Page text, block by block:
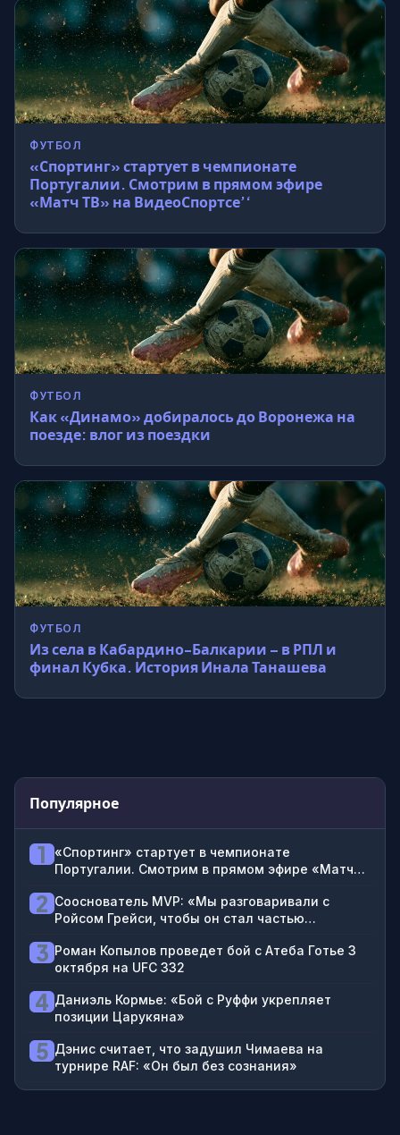
ФУТБОЛ
«Спортинг» стартует в чемпионате
Португалии. Смотрим в прямом эфире
«Матч ТВ» на ВидеоСпортсе’‘
ФУТБОЛ
Как «Динамо» добиралось до Воронежа на
поезде: влог из поездки
ФУТБОЛ
Из села в Кабардино-Балкарии – в РПЛ и
финал Кубка. История Инала Танашева
Популярное
1
«Спортинг» стартует в чемпионате
Португалии. Смотрим в прямом эфире «Матч
2 Сооснователь MVP: «Мы разговаривали с
Ройсом Грейси, чтобы он стал частью
джиу-джитсу»
3 Роман Копылов проведет бой с Атеба Готье 3
октября на UFC 332
4 Даниэль Кормье: «Бой с Руффи укрепляет
позиции Царукяна»
5 Дэнис считает, что задушил Чимаева на
турнире RAF: «Он был без сознания»